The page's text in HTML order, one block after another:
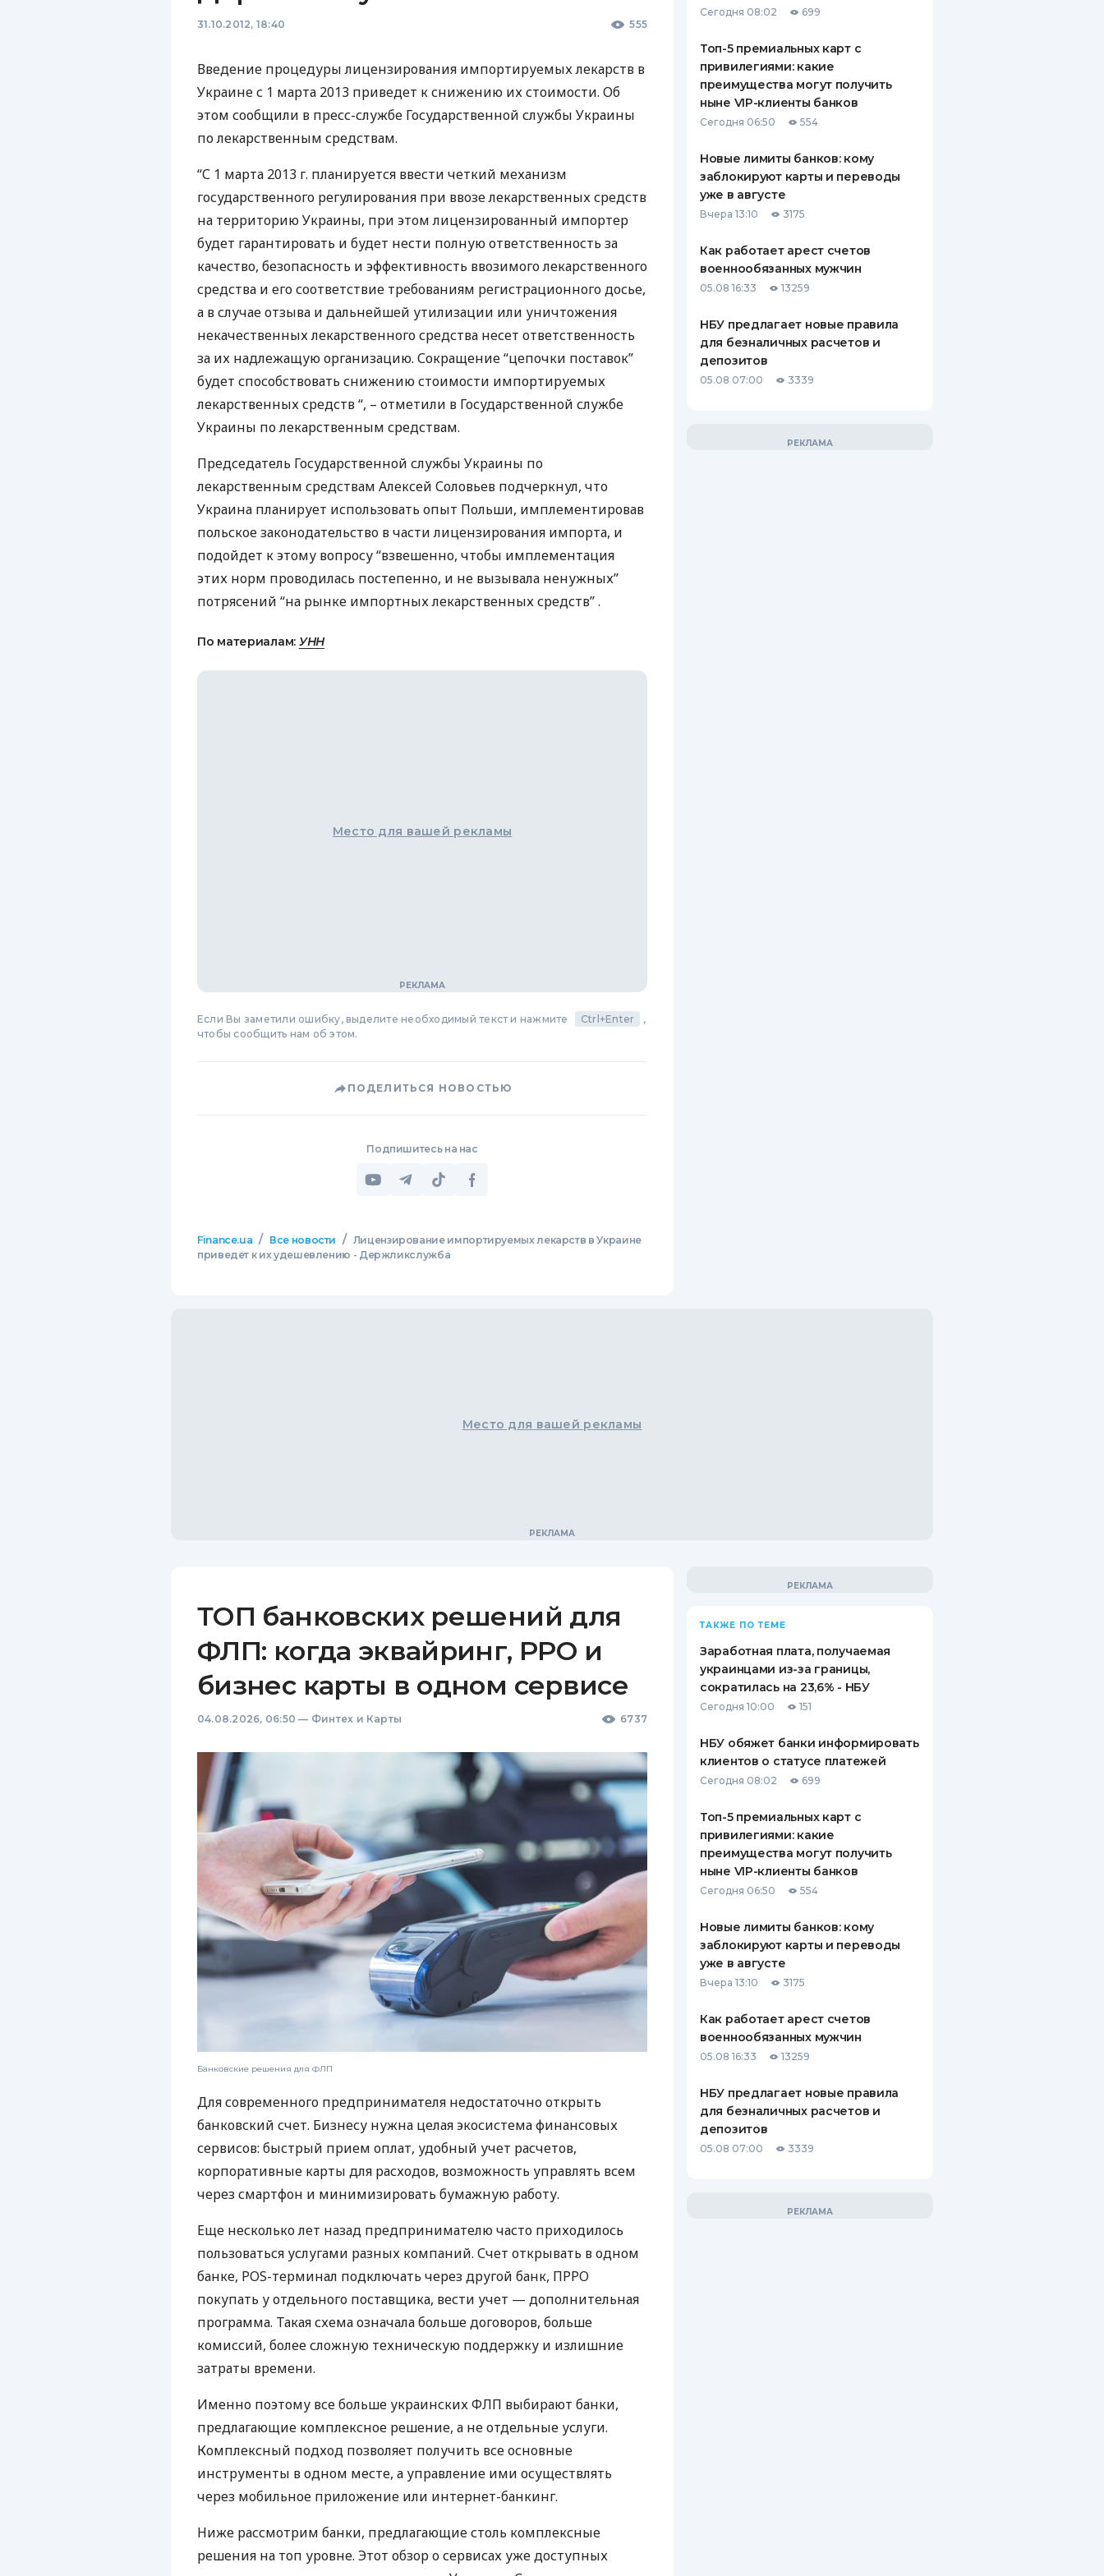
ЕЖЕМЕСЯЧНЫЙ ОБЗОР
ПУТЕВОДИТЕЛИ ПО
БАНКОВСКИМ КАРТАМ
ВСЕ СТРАХОВЫЕ ПОЛИСЫ
СТРАХОВЫЕ КОМПАНИИ
КОМПАНИЯХ
КОНТАКТЫ
31.10.2012, 18:40 555
Введение процедуры лицензирования импортируемых лекарств в
Украине с 1 марта 2013 приведет к снижению их стоимости. Об
этом сообщили в пресс-службе Государственной службы Украины
по лекарственным средствам.
“С 1 марта 2013 г. планируется ввести четкий механизм
государственного регулирования при ввозе лекарственных средств
на территорию Украины, при этом лицензированный импортер
будет гарантировать и будет нести полную ответственность за
качество, безопасность и эффективность ввозимого лекарственного
средства и его соответствие требованиям регистрационного досье,
а в случае отзыва и дальнейшей утилизации или уничтожения
некачественных лекарственного средства несет ответственность
за их надлежащую организацию. Сокращение “цепочки поставок”
будет способствовать снижению стоимости импортируемых
лекарственных средств “, – отметили в Государственной службе
Украины по лекарственным средствам.
Председатель Государственной службы Украины по
лекарственным средствам Алексей Соловьев подчеркнул, что
Украина планирует использовать опыт Польши, имплементировав
польское законодательство в части лицензирования импорта, и
подойдет к этому вопросу “взвешенно, чтобы имплементация
этих норм проводилась постепенно, и не вызывала ненужных”
потрясений “на рынке импортных лекарственных средств” .
По материалам: УНН
Место для вашей рекламы
Если Вы заметили ошибку, выделите необходимый текст и нажмите Ctrl+Enter
,
чтобы сообщить нам об этом.
ПОДЕЛИТЬСЯ НОВОСТЬЮ
Подпишитесь на нас
Finance.ua / Все новости / Лицензирование импортируемых лекарств в Украине
приведет к их удешевлению - Держликслужба
Сегодня 08:02 699
Топ-5 премиальных карт с
привилегиями: какие
преимущества могут получить
ныне VIP-клиенты банков
Сегодня 06:50 554
Новые лимиты банков: кому
заблокируют карты и переводы
уже в августе
Вчера 13:10 3175
Как работает арест счетов
военнообязанных мужчин
05.08 16:33 13259
НБУ предлагает новые правила
для безналичных расчетов и
депозитов
05.08 07:00 3339
Место для вашей рекламы
ТОП банковских решений для
ФЛП: когда эквайринг, РРО и
бизнес карты в одном сервисе
04.08.2026, 06:50 — Финтех и Карты 6737
Банковские решения для ФЛП
Для современного предпринимателя недостаточно открыть
банковский счет. Бизнесу нужна целая экосистема финансовых
сервисов: быстрый прием оплат, удобный учет расчетов,
корпоративные карты для расходов, возможность управлять всем
через смартфон и минимизировать бумажную работу.
Еще несколько лет назад предпринимателю часто приходилось
пользоваться услугами разных компаний. Счет открывать в одном
банке, POS-терминал подключать через другой банк, ПРРО
покупать у отдельного поставщика, вести учет — дополнительная
программа. Такая схема означала больше договоров, больше
комиссий, более сложную техническую поддержку и излишние
затраты времени.
Именно поэтому все больше украинских ФЛП выбирают банки,
предлагающие комплексное решение, а не отдельные услуги.
Комплексный подход позволяет получить все основные
инструменты в одном месте, а управление ими осуществлять
через мобильное приложение или интернет-банкинг.
Ниже рассмотрим банки, предлагающие столь комплексные
решения на топ уровне. Этот обзор о сервисах уже доступных
ТАКЖЕ ПО ТЕМЕ
Заработная плата, получаемая
украинцами из-за границы,
сократилась на 23,6% - НБУ
Сегодня 10:00 151
НБУ обяжет банки информировать
клиентов о статусе платежей
Сегодня 08:02 699
Топ-5 премиальных карт с
привилегиями: какие
преимущества могут получить
ныне VIP-клиенты банков
Сегодня 06:50 554
Новые лимиты банков: кому
заблокируют карты и переводы
уже в августе
Вчера 13:10 3175
Как работает арест счетов
военнообязанных мужчин
05.08 16:33 13259
НБУ предлагает новые правила
для безналичных расчетов и
депозитов
05.08 07:00 3339